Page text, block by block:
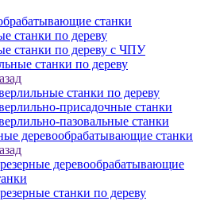
станки
станки по дереву
станки по дереву с ЧПУ
станки по дереву
станки по дереву
присадочные станки
пазовальные станки
деревообрабатывающие станки
деревообрабатывающие
станки по дереву